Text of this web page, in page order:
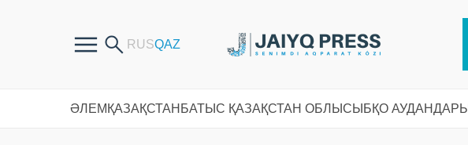
ӘЛЕМ ҚАЗАҚСТАН БАТЫС ҚАЗАҚСТАН ОБЛЫСЫ БҚО АУДАНДАРЫ